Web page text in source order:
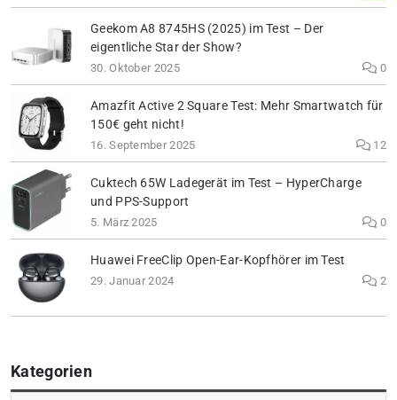
Geekom A8 8745HS (2025) im Test – Der
eigentliche Star der Show?
30. Oktober 2025 0
Amazfit Active 2 Square Test: Mehr Smartwatch für
150€ geht nicht!
16. September 2025 12
Cuktech 65W Ladegerät im Test – HyperCharge
und PPS-Support
5. März 2025 0
Huawei FreeClip Open-Ear-Kopfhörer im Test
29. Januar 2024 2
Kategorien